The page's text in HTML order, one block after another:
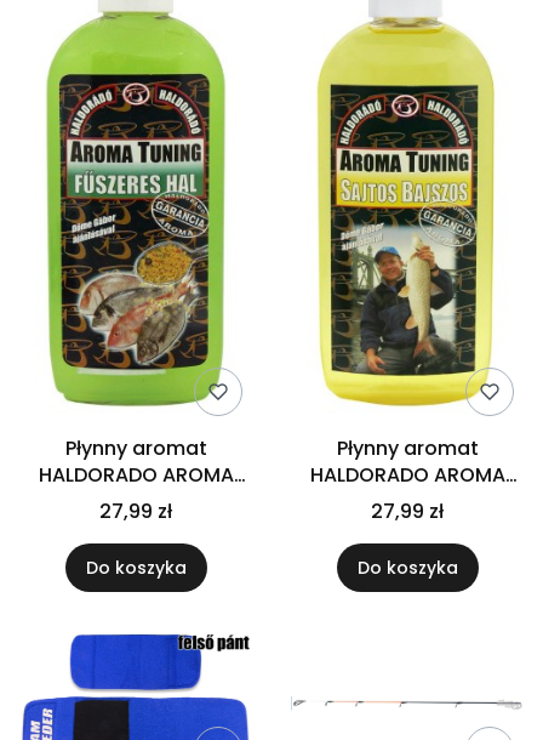
Płynny aromat
HALDORADO AROMA
TUNING Pikantna Ryba
27,99 zł
Do koszyka
Płynny aromat
HALDORADO AROMA
TUNING Serowa Brzana
27,99 zł
Do koszyka